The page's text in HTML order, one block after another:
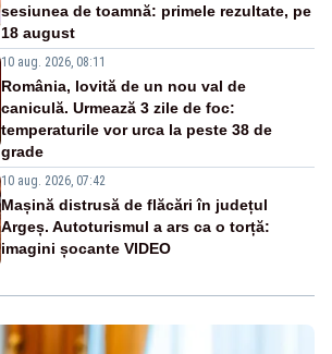
sesiunea de toamnă: primele rezultate, pe
18 august
10 aug. 2026, 08:11
România, lovită de un nou val de
caniculă. Urmează 3 zile de foc:
temperaturile vor urca la peste 38 de
grade
10 aug. 2026, 07:42
Mașină distrusă de flăcări în județul
Argeș. Autoturismul a ars ca o torță:
imagini șocante VIDEO